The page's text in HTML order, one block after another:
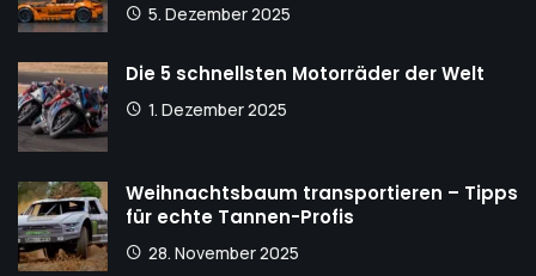
5. Dezember 2025
Die 5 schnellsten Motorräder der Welt
1. Dezember 2025
Weihnachtsbaum transportieren – Tipps
für echte Tannen-Profis
28. November 2025